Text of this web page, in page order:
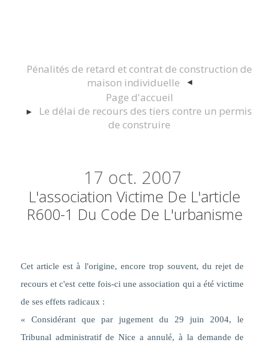
Pénalités de retard et contrat de construction de
maison individuelle
Page d'accueil
Le délai de recours des tiers contre un permis
de construire
17 oct. 2007
L'association Victime De L'article
R600-1 Du Code De L'urbanisme
Cet article est à l'origine, encore trop souvent, du rejet de
recours et c'est cette fois-ci une association qui a été victime
de ses effets radicaux :
« Considérant que par jugement du 29 juin 2004, le
Tribunal administratif de Nice a annulé, à la demande de